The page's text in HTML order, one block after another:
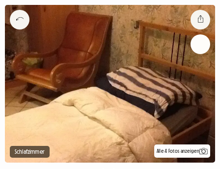
Schlafzimmer Alle 4 Fotos anzeigen